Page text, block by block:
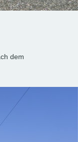
dem